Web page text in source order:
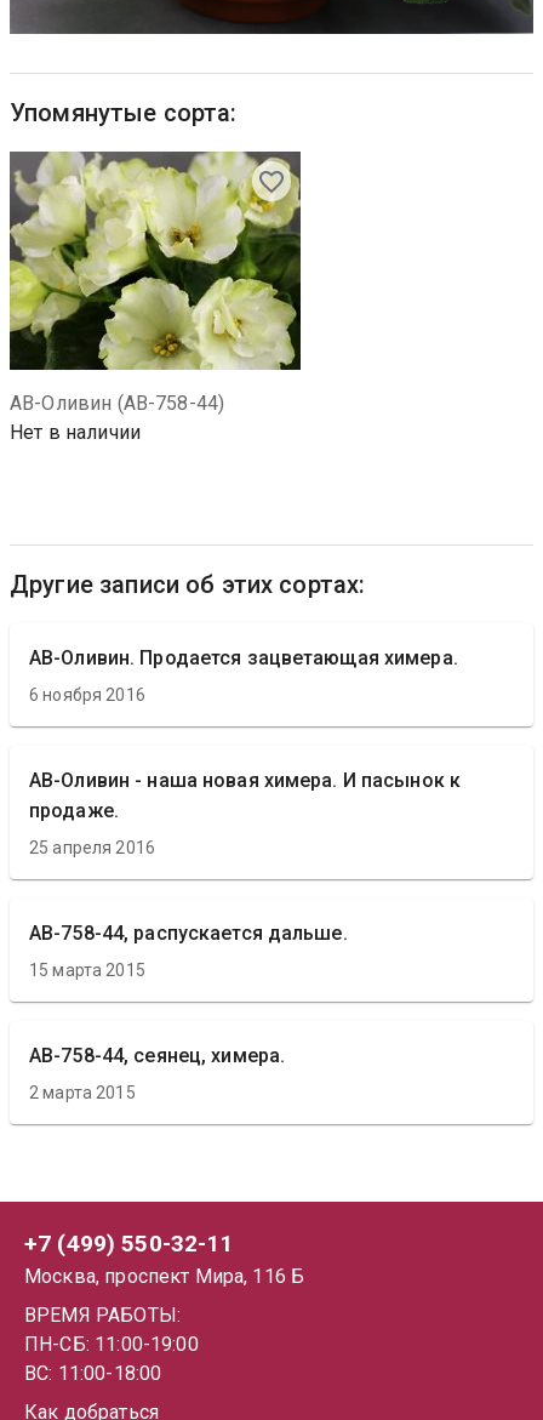
Упомянутые сорта:
АВ-Оливин (АВ-758-44)
Нет в наличии
Другие записи об этих сортах:
АВ-Оливин. Продается зацветающая химера.
6 ноября 2016
АВ-Оливин - наша новая химера. И пасынок к
продаже.
25 апреля 2016
АВ-758-44, распускается дальше.
15 марта 2015
АВ-758-44, сеянец, химера.
2 марта 2015
+7 (499) 550-32-11
Москва, проспект Мира, 116 Б
ВРЕМЯ РАБОТЫ:
ПН-СБ: 11:00-19:00
ВС: 11:00-18:00
Как добраться